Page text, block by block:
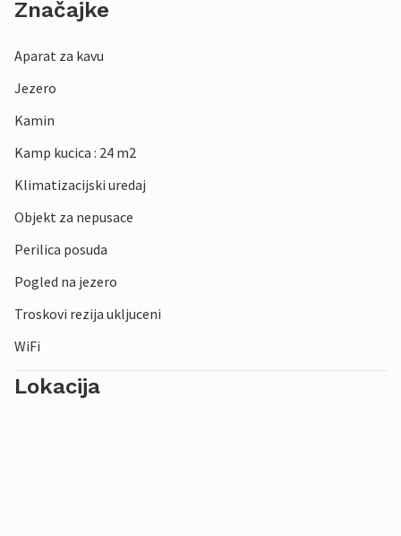
Značajke
Aparat za kavu
Jezero
Kamin
Kamp kucica : 24 m2
Klimatizacijski uredaj
Objekt za nepusace
Perilica posuda
Pogled na jezero
Troskovi rezija ukljuceni
WiFi
Lokacija